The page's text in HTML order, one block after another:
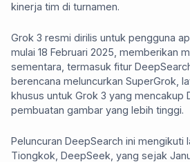
kinerja tim di turnamen.
Grok 3 resmi dirilis untuk pengguna
mulai 18 Februari 2025, memberikan
sementara, termasuk fitur
berencana meluncurkan SuperGrok,
khusus untuk Grok 3 yang mencakup
pembuatan gambar yang lebih tinggi.
Peluncuran DeepSearch ini mengikuti
Tiongkok, DeepSeek, yang sejak